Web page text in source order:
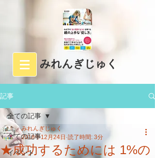
みれんぎじゅく
記事
全ての記事
イベント
全ての記事
★成功するためには 1%の
みれんぎじゅく
2018年12月24日 読了時間: 3分